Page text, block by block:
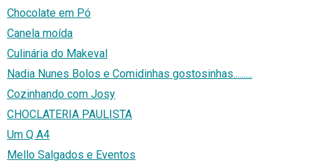
Chocolate em Pó
Canela moída
Culinária do Makeval
Nadia Nunes Bolos e Comidinhas gostosinhas.........
Cozinhando com Josy
CHOCLATERIA PAULISTA
Um Q A4
Mello Salgados e Eventos